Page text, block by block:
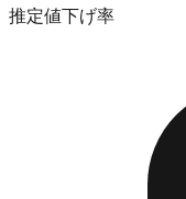
推定値下げ率